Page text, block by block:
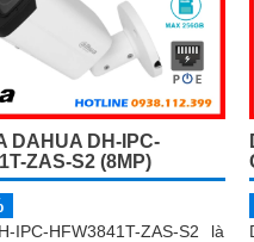
ninh hiệu quả
DAHUA DH-IPC-
ZAS-S2 (8MP)
IPC-HFW3841T-ZAS-S2 là